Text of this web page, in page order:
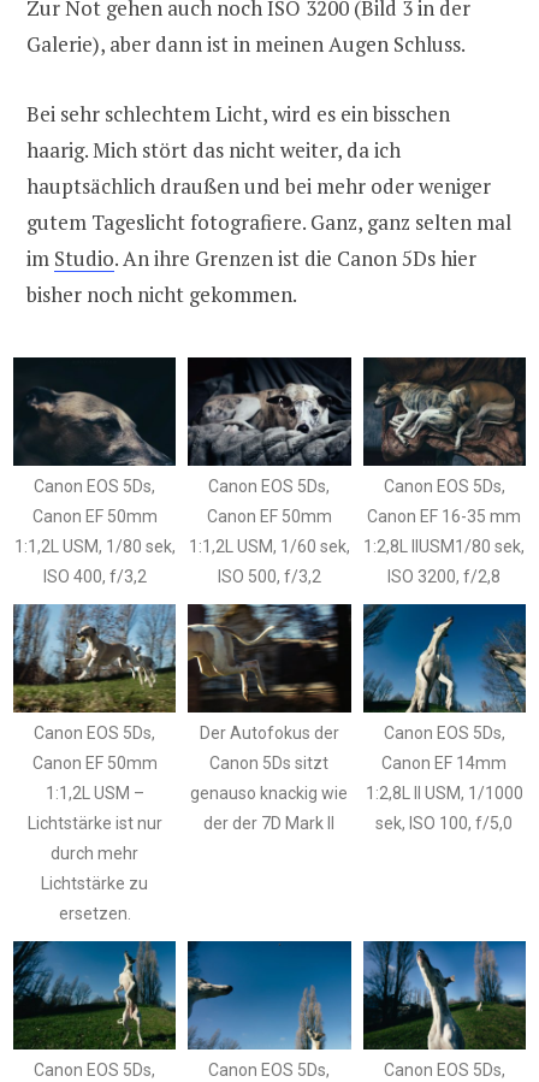
Zur Not gehen auch noch ISO 3200 (Bild 3 in der
Galerie), aber dann ist in meinen Augen Schluss.
Bei sehr schlechtem Licht, wird es ein bisschen
haarig. Mich stört das nicht weiter, da ich
hauptsächlich draußen und bei mehr oder weniger
gutem Tageslicht fotografiere. Ganz, ganz selten mal
im Studio. An ihre Grenzen ist die Canon 5Ds hier
bisher noch nicht gekommen.
Canon EOS 5Ds,
Canon EF 50mm
1:1,2L USM, 1/80 sek,
ISO 400, f/3,2
Canon EOS 5Ds,
Canon EF 50mm
1:1,2L USM, 1/60 sek,
ISO 500, f/3,2
Canon EOS 5Ds,
Canon EF 16-35 mm
1:2,8L IIUSM1/80 sek,
ISO 3200, f/2,8
Canon EOS 5Ds,
Canon EF 50mm
1:1,2L USM –
Lichtstärke ist nur
durch mehr
Lichtstärke zu
ersetzen.
Der Autofokus der
Canon 5Ds sitzt
genauso knackig wie
der der 7D Mark II
Canon EOS 5Ds,
Canon EF 14mm
1:2,8L II USM, 1/1000
sek, ISO 100, f/5,0
Canon EOS 5Ds,
Canon EOS 5Ds,
Canon EOS 5Ds,